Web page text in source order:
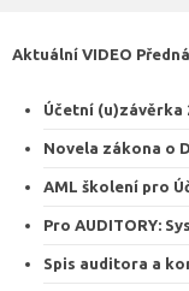
Aktuální VIDEO
Účetní (u)závěrka
Novela zákona o
AML školení pro
Pro AUDITORY:
Spis auditora a